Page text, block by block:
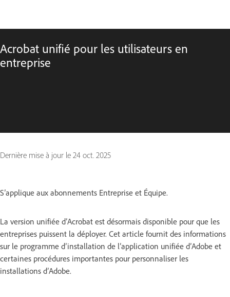
Acrobat unifié pour les utilisateurs en
entreprise
Dernière mise à jour le 24 oct. 2025
S’applique aux abonnements Entreprise et Équipe.
La version unifiée d’Acrobat est désormais disponible pour que les
entreprises puissent la déployer. Cet article fournit des informations
sur le programme d’installation de l’application unifiée d’Adobe et
certaines procédures importantes pour personnaliser les
installations d’Adobe.